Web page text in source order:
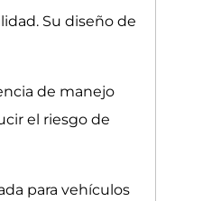
Su diseño de
de manejo
el riesgo de
para vehículos